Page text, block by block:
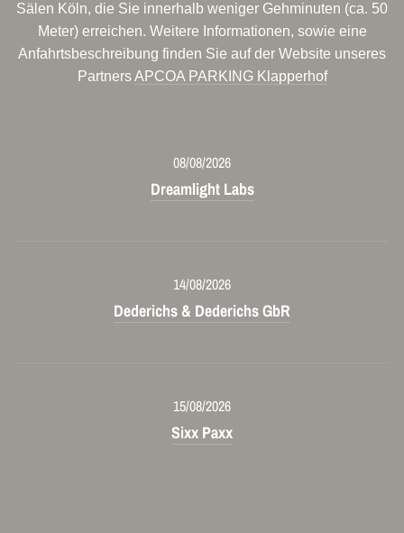
Sälen Köln, die Sie innerhalb weniger Gehminuten (ca. 50
Meter) erreichen. Weitere Informationen, sowie eine
Anfahrtsbeschreibung finden Sie auf der Website unseres
PartnersAPCOA PARKING Klapperhof
08/08/2026
Dreamlight Labs
14/08/2026
Dederichs & Dederichs GbR
15/08/2026
Sixx Paxx